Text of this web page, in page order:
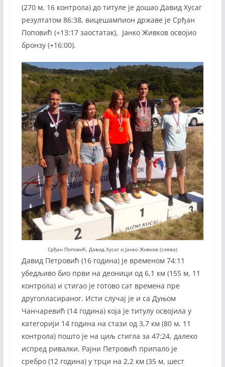
(270 м, 16 контрола) до титуле је дошао Давид Хусаг
резултатом 86:38, вицешампион државе је Срђан
Поповић (+13:17 заостатак), Јанко Живков освојио
бронзу (+16:00).
Срђан Поповић, Давид Хусаг и Јанко Живков (слева)
Давид Петровић (16 година) је временом 74:11
убедљиво био први на деоници од 6,1 км (155 м, 11
контрола) и стигао је готово сат времена пре
другопласираног. Исти случај је и са Дуњом
Чанчаревић (14 година) која је титулу освојила у
категорији 14 година на стази од 3,7 км (80 м, 11
контрола) пошто је на циљ стигла за 47:24, далеко
испред ривалки. Рајни Петровић припало је
сребро (12 година) у трци на 2,2 км (35 м, шест